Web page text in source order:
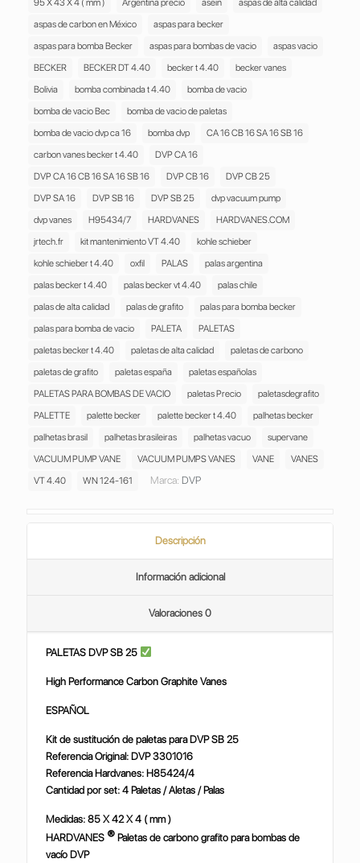
BOMBAS
DE
VACIO
cantidad
aspas de carbon en México
aspas para becker
aspas para bomba Becker
aspas para bombas de vacio
aspas vacio
BECKER
BECKER DT 4.40 becker t 4.40
becker vanes
Bolivia
bomba combinada t 4.40
bomba de vacio
bomba de vacio Bec
bomba de vacio de paletas
bomba de vacio dvp ca 16
bomba dvp
CA 16 CB 16 SA 16 SB 16
carbon vanes becker t 4.40
DVP CA 16
DVP CA 16 CB 16 SA 16 SB 16
DVP CB 16
DVP CB 25
DVP SA 16
DVP SB 16 DVP SB 25
dvp vacuum pump
dvp vanes
H95434/7 HARDVANES
HARDVANES.COM
jrtech.fr
kit mantenimiento VT 4.40
kohle schieber
kohle schieber t 4.40
oxfil PALAS
palas argentina
palas becker t 4.40
palas becker vt 4.40
palas chile
palas de alta calidad
palas de grafito
palas para bomba becker
palas para bomba de vacio
PALETA
PALETAS
paletas becker t 4.40
paletas de alta calidad
paletas de carbono
paletas de grafito
paletas españa
paletas españolas
PALETAS PARA BOMBAS DE VACIO
paletas Precio
paletasdegrafito
PALETTE
palette becker palette becker t 4.40
palhetas becker
palhetas brasil
palhetas brasileiras palhetas vacuo
supervane
VACUUM PUMP VANE
VACUUM PUMPS VANES VANE
VANES
VT 4.40
WN 124-161 Marca: DVP
Descripción
Información adicional
Valoraciones 0
PALETAS DVP SB 25
High Performance Carbon Graphite Vanes
ESPAÑOL
Kit de sustitución de paletas para DVP SB 25
Referencia Original: DVP 3301016
Referencia Hardvanes: H85424/4
Cantidad por set: 4 Paletas / Aletas / Palas
Medidas: 85 X 42 X 4 ( mm )
HARDVANES ® Paletas de carbono grafito para bombas de
vacío DVP